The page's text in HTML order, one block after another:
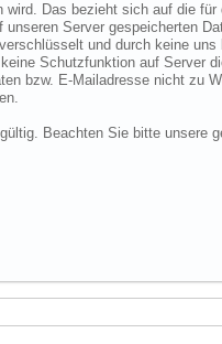
Das bezieht sich auf die für
Server gespeicherten
und durch keine uns
Schutzfunktion auf Server
bzw. E-Mailadresse nicht zu
Beachten Sie bitte unsere